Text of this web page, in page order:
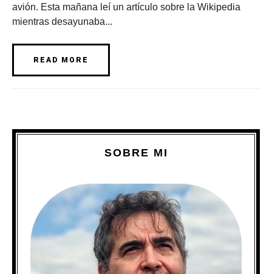
avión. Esta mañana leí un artículo sobre la Wikipedia
mientras desayunaba...
READ MORE
SOBRE MI